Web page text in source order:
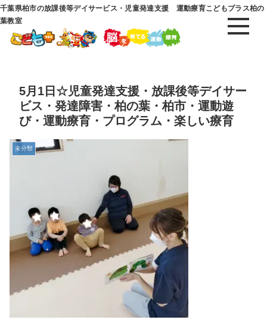
千葉県柏市の放課後等デイサービス・児童発達支援 運動療育こどもプラス柏の
葉教室
5月1日☆児童発達支援・放課後等デイサー
ビス・発達障害・柏の葉・柏市・運動遊
び・運動療育・プログラム・楽しい療育
未分類